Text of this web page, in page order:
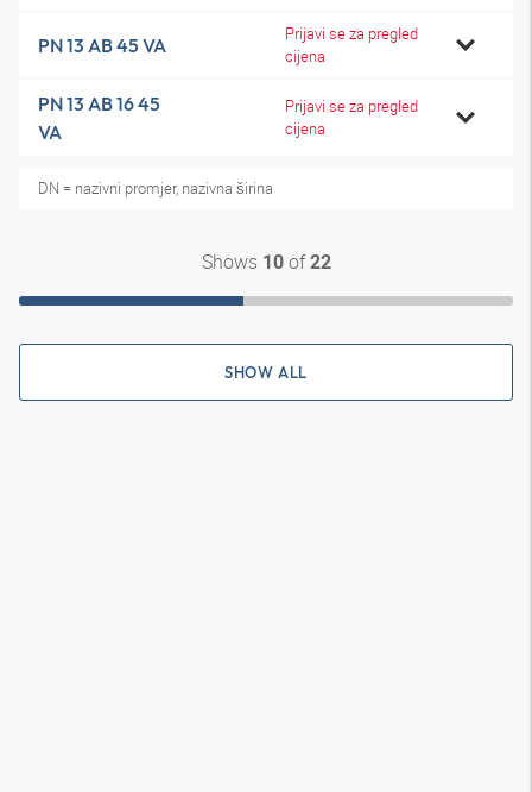
PN 13 AB 45 VA
Prijavi se za pregled
cijena
PN 13 AB 16 45
VA
Prijavi se za pregled
cijena
DN = nazivni promjer, nazivna širina
Shows 10of22
SHOW ALL